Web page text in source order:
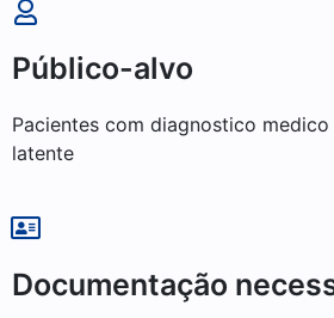
Público-alvo
Pacientes com diagnostico
latente
Documentação